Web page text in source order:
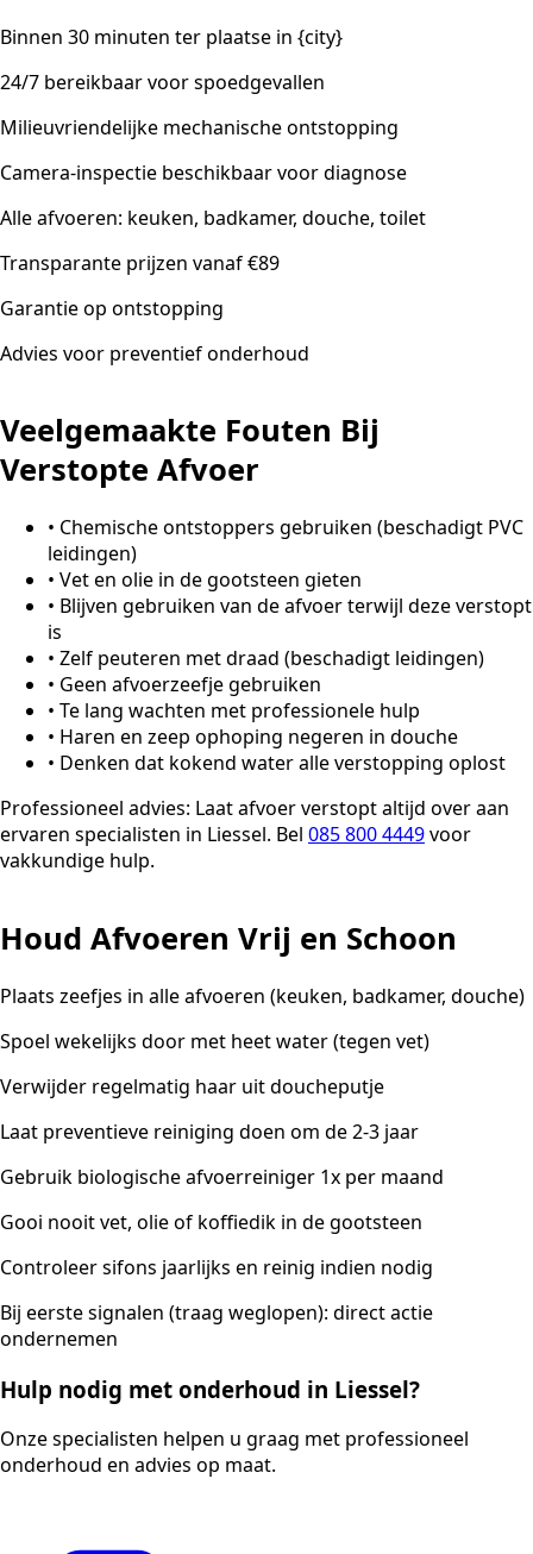
Binnen 30 minuten ter plaatse in {city}
24/7 bereikbaar voor spoedgevallen
Milieuvriendelijke mechanische ontstopping
Camera-inspectie beschikbaar voor diagnose
Alle afvoeren: keuken, badkamer, douche, toilet
Transparante prijzen vanaf €89
Garantie op ontstopping
Advies voor preventief onderhoud
Veelgemaakte Fouten Bij
Verstopte Afvoer
• Chemische ontstoppers gebruiken (beschadigt PVC
leidingen)
• Vet en olie in de gootsteen gieten
• Blijven gebruiken van de afvoer terwijl deze verstopt
is
• Zelf peuteren met draad (beschadigt leidingen)
• Geen afvoerzeefje gebruiken
• Te lang wachten met professionele hulp
• Haren en zeep ophoping negeren in douche
• Denken dat kokend water alle verstopping oplost
Professioneel advies: Laat afvoer verstopt altijd over aan
ervaren specialisten in Liessel. Bel 085 800 4449voor
vakkundige hulp.
Houd Afvoeren Vrij en Schoon
Plaats zeefjes in alle afvoeren (keuken, badkamer, douche)
Spoel wekelijks door met heet water (tegen vet)
Verwijder regelmatig haar uit doucheputje
Laat preventieve reiniging doen om de 2-3 jaar
Gebruik biologische afvoerreiniger 1x per maand
Gooi nooit vet, olie of koffiedik in de gootsteen
Controleer sifons jaarlijks en reinig indien nodig
Bij eerste signalen (traag weglopen): direct actie
ondernemen
Hulp nodig met onderhoud in Liessel?
Onze specialisten helpen u graag met professioneel
onderhoud en advies op maat.